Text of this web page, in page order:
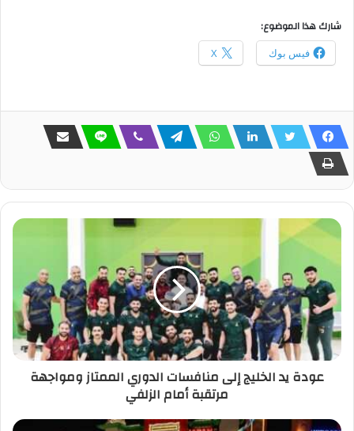
شارك هذا الموضوع:
فيس بوك X
عودة يد الخليج إلى منافسات الدوري الممتاز ومواجهة
مرتقبة أمام الزلفي